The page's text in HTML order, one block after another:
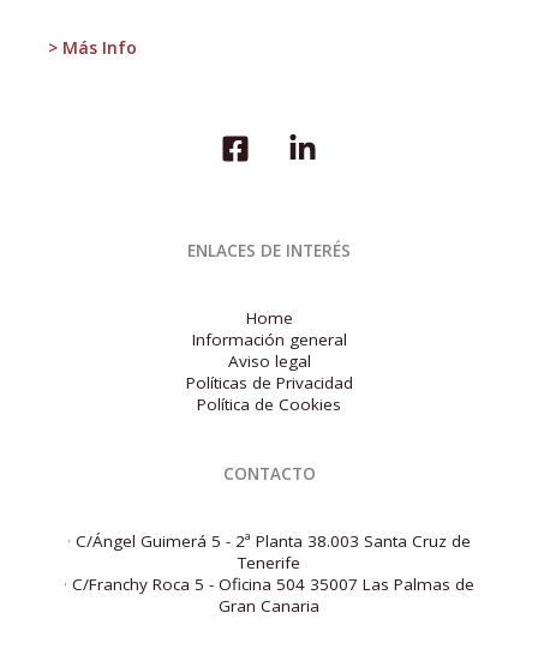
> Más Info
ENLACES DE INTERÉS
Home
Información general
Aviso legal
Políticas de Privacidad
Política de Cookies
CONTACTO
· C/Ángel Guimerá 5 - 2ª Planta 38.003 Santa Cruz de
Tenerife
· C/Franchy Roca 5 - Oficina 504 35007 Las Palmas de
Gran Canaria